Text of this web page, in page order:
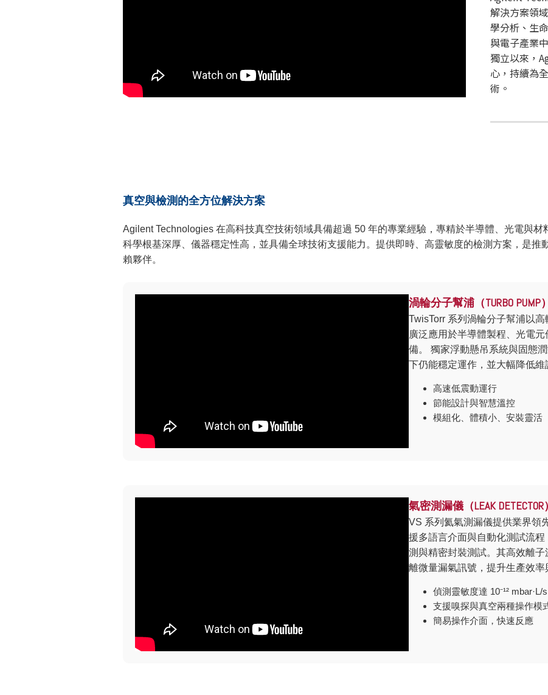
解決方案領
學分析、生
與電子產業
獨立以來，
心，持續為
術。
真空與檢測的全方位解決方案
Agilent Technologies 在高科技真空技術領域具備超過 50 年的專業經驗，專精於半導體、光電與
科學根基深厚、儀器穩定性高，並具備全球技術支援能力。提供即時、高靈敏度的檢測方案，是推
賴夥伴。
渦輪分子幫浦（TURBO PUMP）
TwisTorr 系列渦輪分子幫浦以
廣泛應用於半導體製程、光電
備。 獨家浮動懸吊系統與固態
下仍能穩定運作，並大幅降低維
高速低震動運行
節能設計與智慧溫控
模組化、體積小、安裝靈活
氣密測漏儀（LEAK DETECTOR）
VS 系列氦氣測漏儀提供業界領
援多語言介面與自動化測試流
測與精密封裝測試。其高效離
離微量漏氣訊號，提升生產效率
偵測靈敏度達 10⁻¹² mbar·L/s
支援嗅探與真空兩種操作模
簡易操作介面，快速反應